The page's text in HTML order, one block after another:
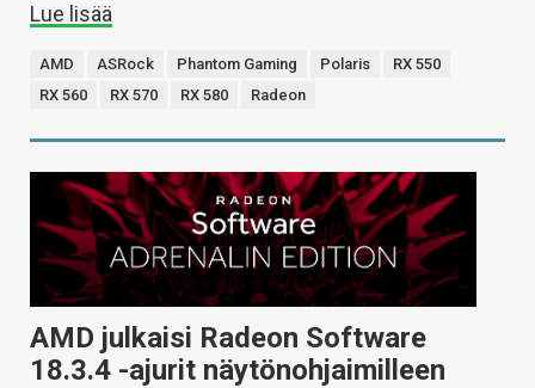
Lue lisää
AMD ASRock Phantom Gaming Polaris
RX 550
RX 560
RX 570 RX 580 Radeon
AMD julkaisi Radeon Software
18.3.4 -ajurit näytönohjaimilleen